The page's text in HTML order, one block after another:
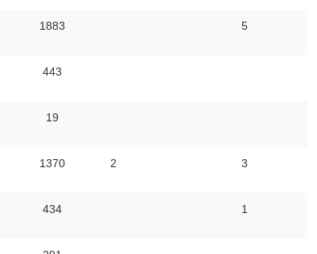
1883 5
443
19
1370 2 3
434 1